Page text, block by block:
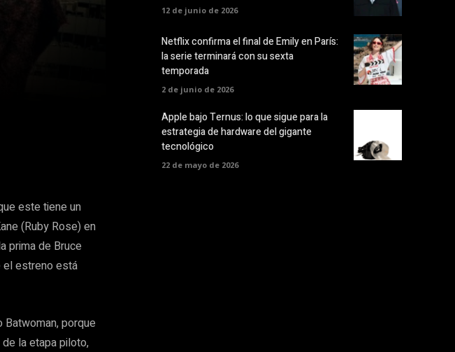
este tiene un
(Ruby Rose) en
prima de Bruce
el estreno está
porque
la etapa piloto,
12 de junio de 2026
Netflix confirma el final de Emily en París:
la serie terminará con su sexta
temporada
2 de junio de 2026
Apple bajo Ternus: lo que sigue para la
estrategia de hardware del gigante
tecnológico
22 de mayo de 2026